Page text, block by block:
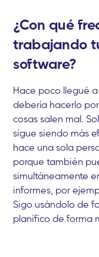
¿Con qué
trabajando
software?
Hace poco llegué
debería hacerlo
cosas salen mal.
sigue siendo más
hace una sola
porque también
simultáneamente
informes, por
Sigo usándolo de
planifico de forma